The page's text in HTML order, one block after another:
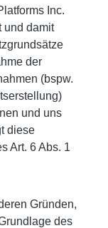
Inc.
und damit
der
(bspw.
und uns
diese
Art. 6 Abs. 1
Gründen,
des